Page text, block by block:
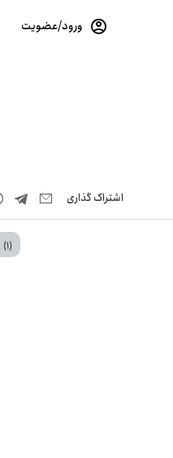
ورود/عضویت
اشتراک‌ گذاری
(1)